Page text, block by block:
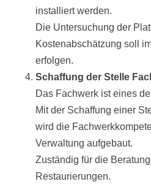
installiert werden.
Die Untersuchung der
Kostenabschätzung soll
erfolgen.
Schaffung der Stelle
Das Fachwerk ist eines
Mit der Schaffung einer
wird die
Verwaltung aufgebaut.
Zuständig für die
Restaurierungen.